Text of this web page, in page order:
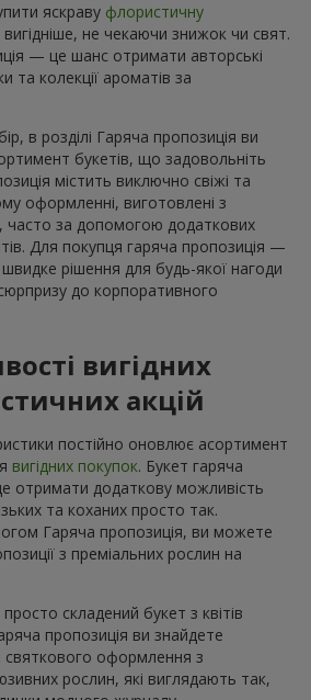
яскраву флористичну
не чекаючи знижок чи свят.
— це шанс отримати авторські
та колекції ароматів за
в розділі Гаряча пропозиція ви
букетів, що задовольніть
містить виключно свіжі та
оформленні, виготовлені з
часто за допомогою додаткових
Для покупця гаряча пропозиція —
рішення для будь-якої нагоди
до корпоративного
вигідних
акцій
постійно оновлює асортимент
вигідних покупок. Букет гаряча
отримати додаткову можливість
та коханих просто так.
Гаряча пропозиція, ви можете
з преміальних рослин на
складений букет з квітів
пропозиція ви знайдете
святкового оформлення з
рослин, які виглядають так,